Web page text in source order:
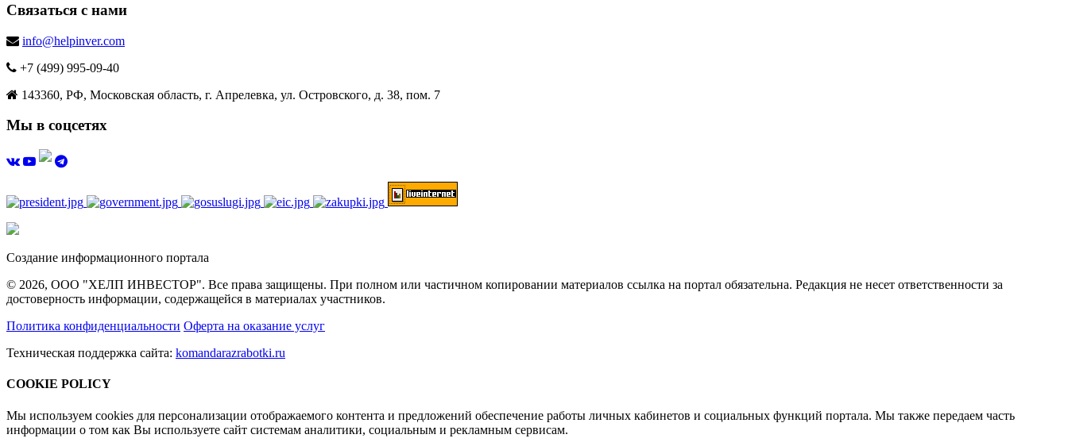
Связаться с нами
info@helpinver.com
+7 (499) 995-09-40
143360, РФ, Московская область, г. Апрелевка, ул. Островского, д. 38, пом. 7
Мы в соцсетях
Создание информационного портала
© 2026, ООО "ХЕЛП ИНВЕСТОР". Все права защищены. При полном или частичном копировании материалов ссылка на портал обязательна. Редакция не несет ответственности за
достоверность информации, содержащейся в материалах участников.
Политика конфиденциальности Оферта на оказание услуг
Техническая поддержка сайта: komandarazrabotki.ru
COOKIE POLICY
Мы используем cookies для персонализации отображаемого контента и предложений обеспечение работы личных кабинетов и социальных функций портала. Мы также передаем часть
информации о том как Вы используете сайт системам аналитики, социальным и рекламным сервисам.